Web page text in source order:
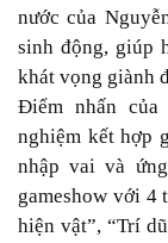
nước của
sinh động, giúp
khát vọng giành
Điểm nhấn
nghiệm kết hợp
nhập vai và
gameshow với 4
hiện vật”, “Trí